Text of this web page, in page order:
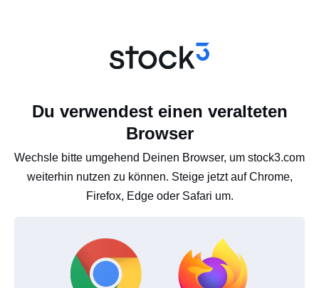
Du verwendest einen veralteten
Browser
Wechsle bitte umgehend Deinen Browser, um stock3.com
weiterhin nutzen zu können. Steige jetzt auf Chrome,
Firefox, Edge oder Safari um.